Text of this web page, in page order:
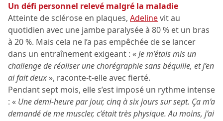
Un défi personnel relevé malgré la maladie
Atteinte de sclérose en plaques, Adelinevit au
quotidien avec une jambe paralysée à 80 % et un bras
à 20 %. Mais cela ne l’a pas empêchée de se lancer
dans un entraînement exigeant : «Je m’étais mis un
challenge de réaliser une chorégraphie sans béquille, et j’en
ai fait deux », raconte-t-elle avec fierté.
Pendant sept mois, elle s’est imposé un rythme intense
: « Une demi-heure par jour, cinq à six jours sur sept. Ça m’a
demandé de me muscler, c’était très physique. Au moins, j’ai